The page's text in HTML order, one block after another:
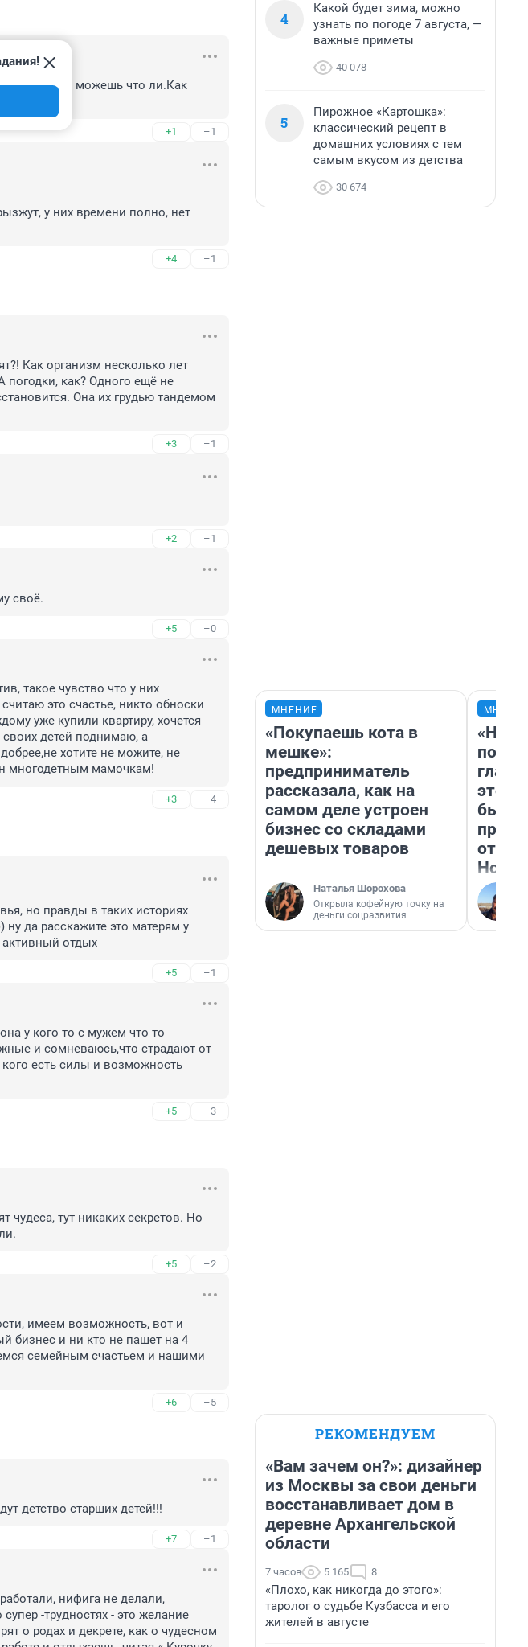
похоть не можешь что ли.Как
+1 –1
у них времени полно, нет
+4 –1
Как организм несколько лет
погодки, как? Одного ещё не
Она их грудью тандемом
+3 –1
+2 –1
своё.
+5 –0
такое чувство что у них
это счастье, никто обноски
уже купили квартиру, хочется
детей поднимаю, а
хотите не можите, не
многодетным мамочкам!
+3 –4
но правды в таких историях
да расскажите это матерям у
активный отдых
+5 –1
у кого то с мужем что то
и сомневаюсь,что страдают от
есть силы и возможность
+5 –3
чудеса, тут никаких секретов. Но
+5 –2
имеем возможность, вот и
бизнес и ни кто не пашет на 4
семейным счастьем и нашими
+6 –5
детство старших детей!!!
+7 –1
нифига не делали,
-трудностях - это желание
о родах и декрете, как о чудесном
4
Какой будет зима, можно
узнать по погоде 7 августа, —
важные приметы
40 078
5
Пирожное «Картошка»:
классический рецепт в
домашних условиях с тем
самым вкусом из детства
30 674
МНЕНИЕ
«Покупаешь кота в
мешке»:
предприниматель
рассказала, как на
самом деле устроен
бизнес со складами
дешевых товаров
Наталья Шорохова
Открыла кофейную точку на
деньги соцразвития
этого
бьет
РЕКОМЕНДУЕМ
«Вам зачем он?»: дизайнер
из Москвы за свои деньги
восстанавливает дом в
деревне Архангельской
области
7 часов 5 165 8
«Плохо, как никогда до этого»:
таролог о судьбе Кузбасса и его
жителей в августе